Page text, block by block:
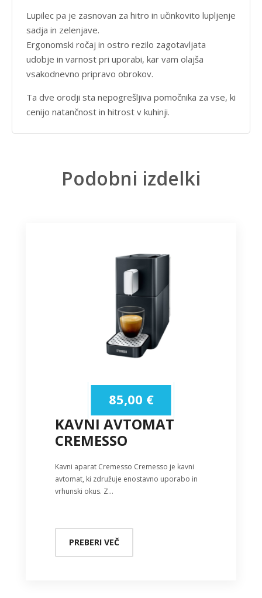
Lupilec pa je zasnovan za hitro in učinkovito lupljenje
sadja in zelenjave.
Ergonomski ročaj in ostro rezilo zagotavljata
udobje in varnost pri uporabi, kar vam olajša
vsakodnevno pripravo obrokov.
Ta dve orodji sta nepogrešljiva pomočnika za vse, ki
cenijo natančnost in hitrost v kuhinji.
Podobni izdelki
KAVNI AVTOMAT
CREMESSO
85,00 €
Kavni aparat Cremesso Cremesso je kavni
avtomat, ki združuje enostavno uporabo in
vrhunski okus. Z…
PREBERI VEČ